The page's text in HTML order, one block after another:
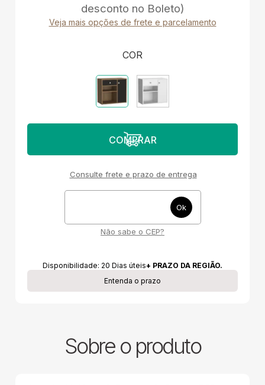
desconto no Boleto)
Veja mais opções de frete e parcelamento
COR
Consulte frete e prazo de entrega
Não sabe o CEP?
Disponibilidade: 20 Dias úteis+ PRAZO DA REGIÃO.
Entenda o prazo
Sobre o produto